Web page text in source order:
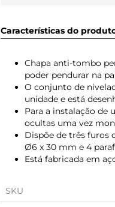
Características do
Chapa anti-tombo
poder pendurar na
O conjunto de
unidade e está
Para a instalação de
ocultas uma vez
Dispõe de três furos
Ø6 x 30 mm e 4
Está fabricada em
SKU